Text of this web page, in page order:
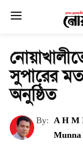
সুপারের
অনুষ্ঠিত
By: A H M
Munna